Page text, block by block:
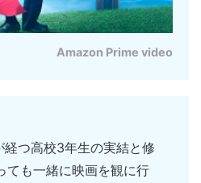
Amazon Prime video
つ高校3年生の実結と修
ても一緒に映画を観に行